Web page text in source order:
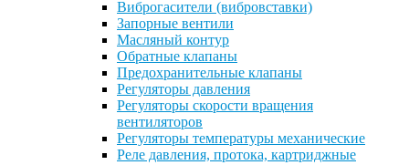
Виброгасители (вибровставки)
Запорные вентили
Масляный контур
Обратные клапаны
Предохранительные клапаны
Регуляторы давления
Регуляторы скорости вращения
вентиляторов
Регуляторы температуры механические
Реле давления, протока, картриджные